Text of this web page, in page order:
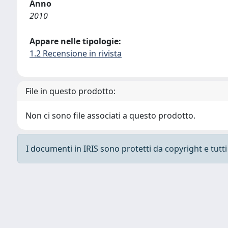
Anno
2010
Appare nelle tipologie:
1.2 Recensione in rivista
File in questo prodotto:
Non ci sono file associati a questo prodotto.
I documenti in IRIS sono protetti da copyright e